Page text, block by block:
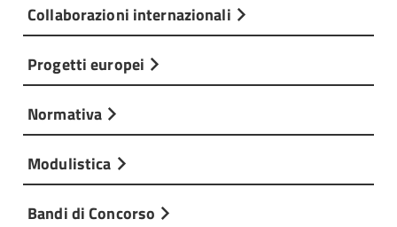
Collaborazioni internazionali
Progetti europei
Normativa
Modulistica
Bandi di Concorso